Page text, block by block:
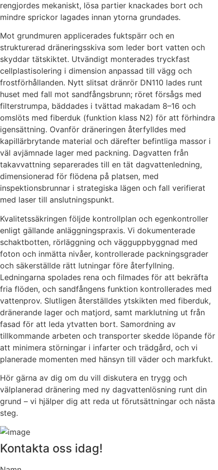
rengjordes mekaniskt, lösa partier knackades bort och
mindre sprickor lagades innan ytorna grundades.
Mot grundmuren applicerades fuktspärr och en
strukturerad dräneringsskiva som leder bort vatten och
skyddar tätskiktet. Utvändigt monterades tryckfast
cellplastisolering i dimension anpassad till vägg och
frostförhållanden. Nytt slitsat dränrör DN110 lades runt
huset med fall mot sandfångsbrunn; röret försågs med
filterstrumpa, bäddades i tvättad makadam 8–16 och
omslöts med fiberduk (funktion klass N2) för att förhindra
igensättning. Ovanför dräneringen återfylldes med
kapillärbrytande material och därefter befintliga massor i
väl avjämnade lager med packning. Dagvatten från
takavvattning separerades till en tät dagvattenledning,
dimensionerad för flödena på platsen, med
inspektionsbrunnar i strategiska lägen och fall verifierat
med laser till anslutningspunkt.
Kvalitetssäkringen följde kontrollplan och egenkontroller
enligt gällande anläggningspraxis. Vi dokumenterade
schaktbotten, rörläggning och vägguppbyggnad med
foton och inmätta nivåer, kontrollerade packningsgrader
och säkerställde rätt lutningar före återfyllning.
Ledningarna spolades rena och filmades för att bekräfta
fria flöden, och sandfångens funktion kontrollerades med
vattenprov. Slutligen återställdes ytskikten med fiberduk,
dränerande lager och matjord, samt marklutning ut från
fasad för att leda ytvatten bort. Samordning av
tillkommande arbeten och transporter skedde löpande för
att minimera störningar i infarter och trädgård, och vi
planerade momenten med hänsyn till väder och markfukt.
Hör gärna av dig om du vill diskutera en trygg och
välplanerad dränering med ny dagvattenlösning runt din
grund – vi hjälper dig att reda ut förutsättningar och nästa
steg.
Kontakta oss idag!